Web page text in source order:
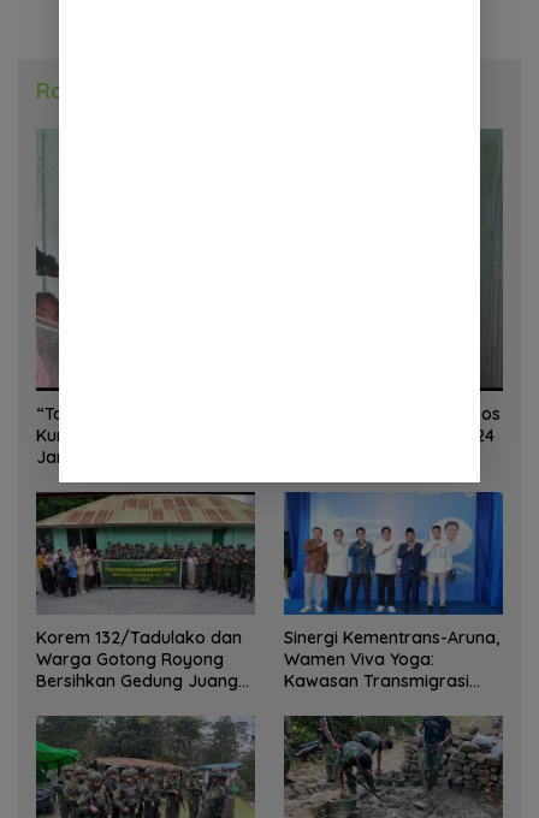
Radar Daerah
“Torang Sehat Kampung Kuat” Satgas Yonif 645/GTY Pos
Kurima Melaksanakan Pelayanan kesehatan Gratis 1 x 24
Jam
Korem 132/Tadulako dan
Warga Gotong Royong
Bersihkan Gedung Juang
Sinergi Kementrans-Aruna,
Wamen Viva Yoga:
Kawasan Transmigrasi
Ke Pasar Global